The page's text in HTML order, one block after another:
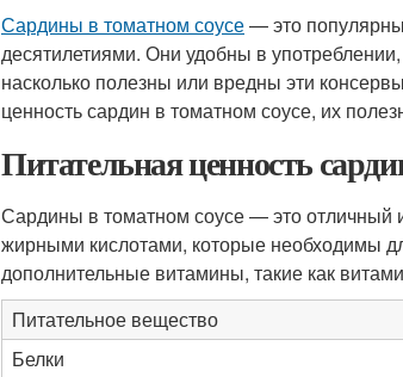
Сардины в томатном соусе— это
десятилетиями. Они удобны в
насколько полезны или вредны эти
ценность сардин в томатном соусе, их
Питательная ценность
Сардины в томатном соусе — это отличный
жирными кислотами, которые необходимы
дополнительные витамины, такие как
Питательное вещество
Белки